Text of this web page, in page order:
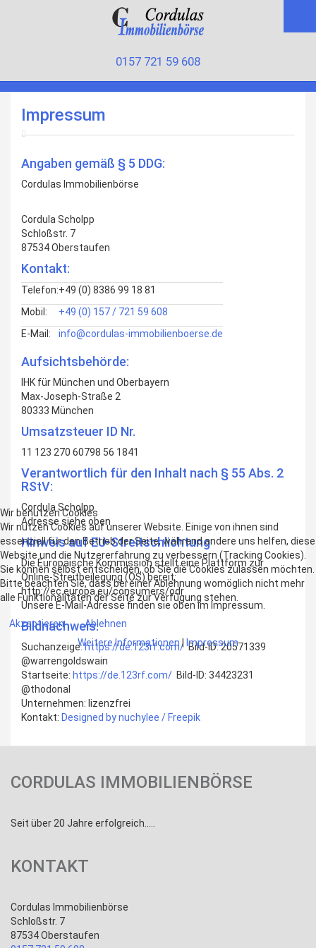
0157 721 59 608
Impressum
Angaben gemäß § 5 DDG:
Cordulas Immobilienbörse
Cordula Scholpp
Schloßstr. 7
87534 Oberstaufen
Kontakt:
Telefon:+49 (0) 8386 99 18 81
Mobil:
+49 (0) 157 / 721 59 608
E-Mail:
info@cordulas-immobilienboerse.de
Aufsichtsbehörde:
IHK für München und Oberbayern
Max-Joseph-Straße 2
80333 München
Umsatzsteuer ID Nr.
11 123 270 60798 56 1841
Verantwortlich für den Inhalt nach § 55 Abs. 2
RStV:
Cordula Scholpp
Adresse siehe oben
Hinweis auf EU-Streitschlichtung
Die Europäische Kommission stellt eine Plattform zur
Online-Streitbeilegung (OS) bereit:
http://ec.europa.eu/consumers/odr
Unsere E-Mail-Adresse finden sie oben im Impressum.
Bildnachweis:
Suchanzeige:https://de.123rf.com/Bild-ID:20571339
@warrengoldswain
Startseite: https://de.123rf.com/ Bild-ID: 34423231
@thodonal
Unternehmen: lizenzfrei
Kontakt: Designed by nuchylee / Freepik
CORDULAS IMMOBILIENBÖRSE
Seit über 20 Jahre erfolgreich.....
KONTAKT
Cordulas Immobilienbörse
Schloßstr. 7
87534 Oberstaufen
Wir benutzen Cookies
Wir nutzen Cookies auf unserer Website. Einige von ihnen sind
essenziell für den Betrieb der Seite, während andere uns helfen, diese
Website und die Nutzererfahrung zu verbessern (Tracking Cookies).
Sie können selbst entscheiden, ob Sie die Cookies zulassen möchten.
Bitte beachten Sie, dass bei einer Ablehnung womöglich nicht mehr
alle Funktionalitäten der Seite zur Verfügung stehen.
Akzeptieren
Ablehnen
Weitere Informationen | Impressum